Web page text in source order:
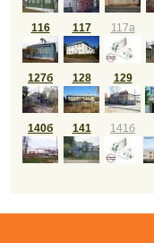
116 117 117а
127б 128 129
140б 141 141б